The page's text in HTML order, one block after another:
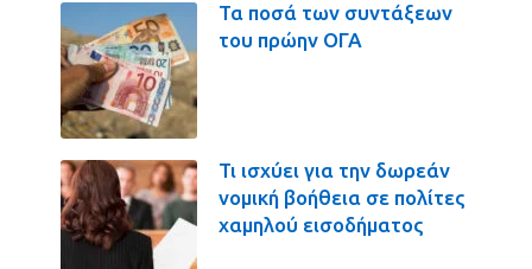
Τα ποσά των συντάξεων
του πρώην ΟΓΑ
Τι ισχύει για την δωρεάν
νομική βοήθεια σε πολίτες
χαμηλού εισοδήματος